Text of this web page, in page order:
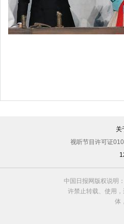
合作共赢
直击2014年仁川亚运会开幕（关
视听节目许可证
中国日报网版权说明
许禁止转载、使用
体